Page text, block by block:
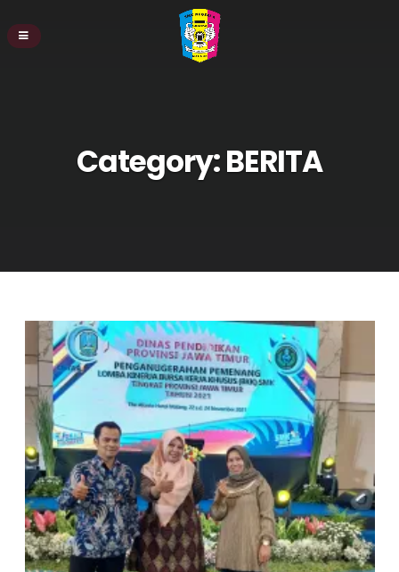
Category:BERITA